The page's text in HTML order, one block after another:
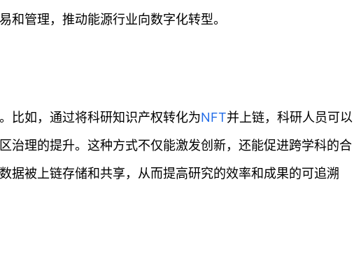
和管理，推动能源行业向数字化转型。
比如，通过将科研知识产权转化为NFT并上链，科研人员可以
治理的提升。这种方式不仅能激发创新，还能促进跨学科的合
据被上链存储和共享，从而提高研究的效率和成果的可追溯